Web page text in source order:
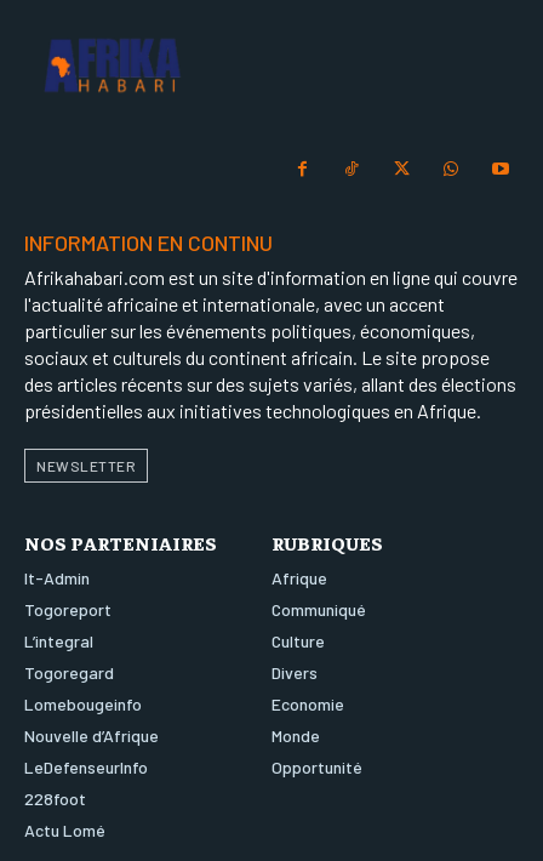
INFORMATION EN CONTINU
Afrikahabari.com est un site d'information en ligne qui couvre
l'actualité africaine et internationale, avec un accent
particulier sur les événements politiques, économiques,
sociaux et culturels du continent africain. Le site propose
des articles récents sur des sujets variés, allant des élections
présidentielles aux initiatives technologiques en Afrique.
NEWSLETTER
NOS PARTENIAIRES
It-Admin
Togoreport
L’integral
Togoregard
Lomebougeinfo
Nouvelle d’Afrique
LeDefenseurInfo
228foot
Actu Lomé
RUBRIQUES
Afrique
Communiqué
Culture
Divers
Economie
Monde
Opportunité